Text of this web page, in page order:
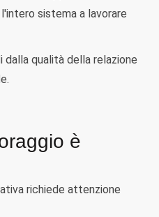
sistema a lavorare
dalla qualità della relazione
è
richiede attenzione